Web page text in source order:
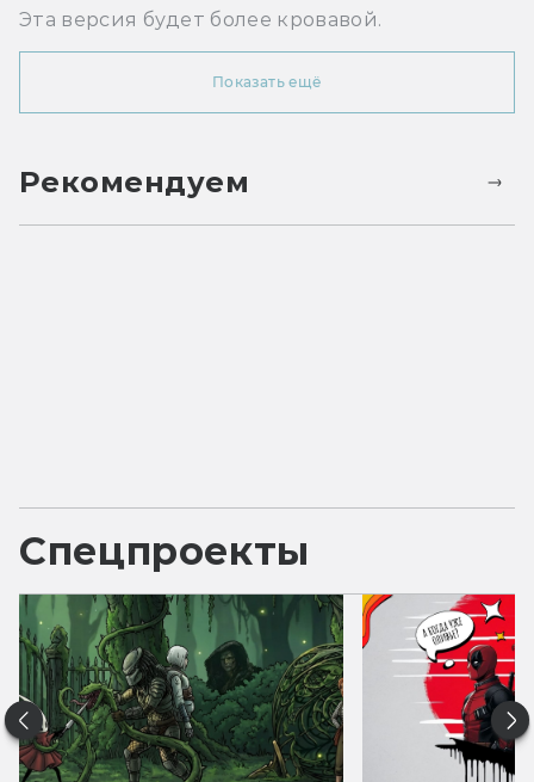
Эта версия будет более кровавой.
Показать ещё
Рекомендуем
Спецпроекты